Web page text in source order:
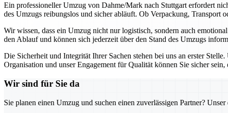
Ein professioneller Umzug von Dahme/Mark nach Stuttgart erfordert
des Umzugs reibungslos und sicher abläuft. Ob Verpackung,
Wir wissen, dass ein Umzug nicht nur logistisch, sondern auch
den Ablauf und können sich jederzeit über den Stand des Umzugs
Die Sicherheit und Integrität Ihrer Sachen stehen bei uns an erster
Organisation und unser Engagement für Qualität können Sie sicher
Wir sind für Sie da
Sie planen einen Umzug und suchen einen zuverlässigen Partner?